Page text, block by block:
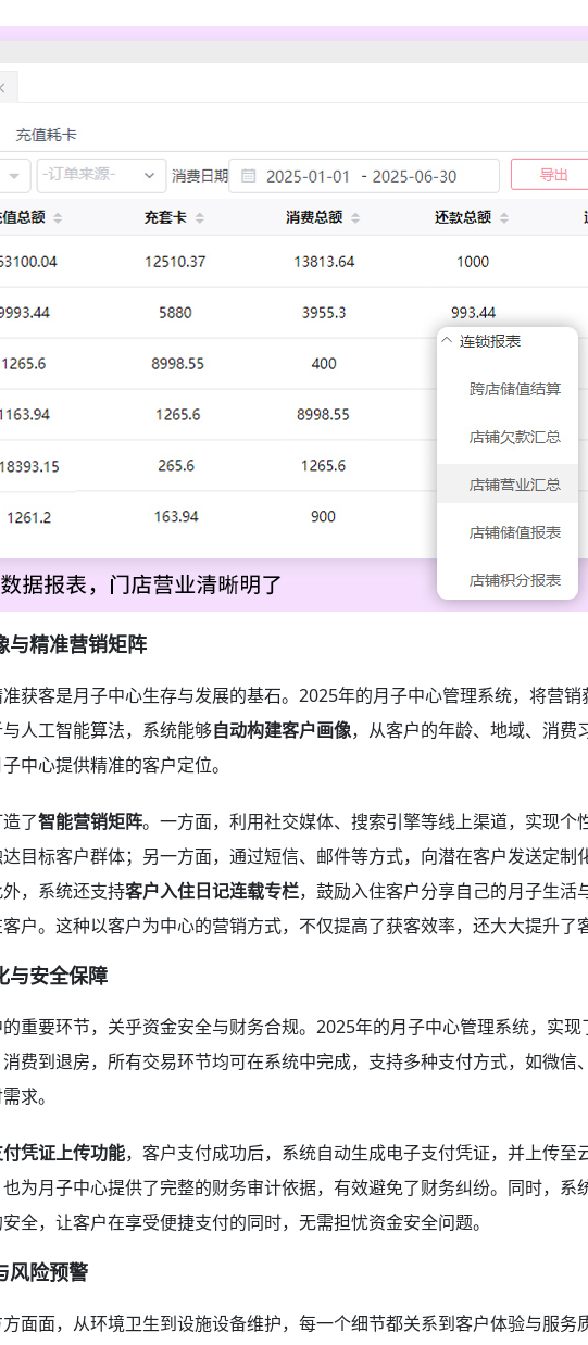
与精准营销矩阵
获客是月子中心生存与发展的基石。2025年的月子中心管理系统，将营销
人工智能算法，系统能够自动构建客户画像，从客户的年龄、地域、消费
中心提供精准的客户定位。
了智能营销矩阵。一方面，利用社交媒体、搜索引擎等线上渠道，实现个
目标客户群体；另一方面，通过短信、邮件等方式，向潜在客户发送定制
，系统还支持客户入住日记连载专栏，鼓励入住客户分享自己的月子生活
户。这种以客户为中心的营销方式，不仅提高了获客效率，还大大提升了
与安全保障
重要环节，关乎资金安全与财务合规。2025年的月子中心管理系统，实现
费到退房，所有交易环节均可在系统中完成，支持多种支付方式，如微信
求。
凭证上传功能，客户支付成功后，系统自动生成电子支付凭证，并上传至
为月子中心提供了完整的财务审计依据，有效避免了财务纠纷。同时，系
全，让客户在享受便捷支付的同时，无需担忧资金安全问题。
风险预警
面面，从环境卫生到设施设备维护，每一个细节都关系到客户体验与服务